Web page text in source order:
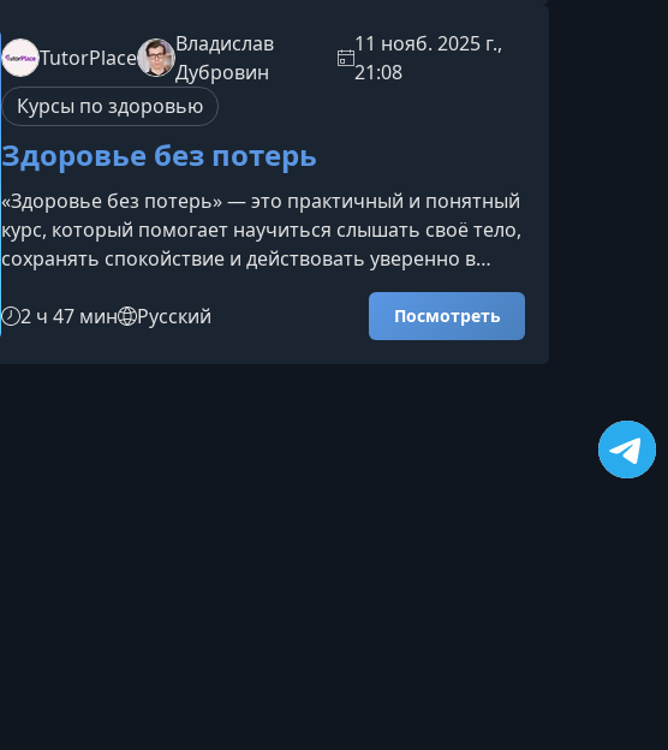
курсеПрограмма помогает глубоко понять
собственную зависимость и заменить её здоровыми
стратегиями повед
TutorPlace
Владислав
Дубровин
11 нояб. 2025 г.,
21:08
Курсы по здоровью
Здоровье без потерь
«Здоровье без потерь» — это практичный и понятный
курс, который помогает научиться слышать своё тело,
сохранять спокойствие и действовать уверенно в
любой ситуации. Вы получите инструменты, которые
помогут вовремя распознавать сигналы организма и
принимать грамотные решения без стресса и
2 ч 47 мин Русский Посмотреть